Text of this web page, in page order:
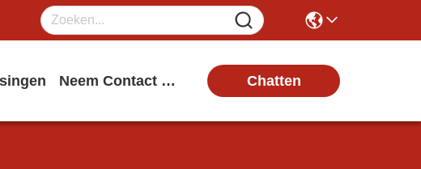
Neem Contact Met Ons Op Chatten